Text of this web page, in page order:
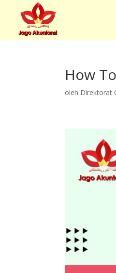
How
oleh Direktorat